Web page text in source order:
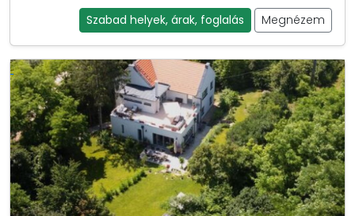
Szabad helyek, árak, foglalás Megnézem